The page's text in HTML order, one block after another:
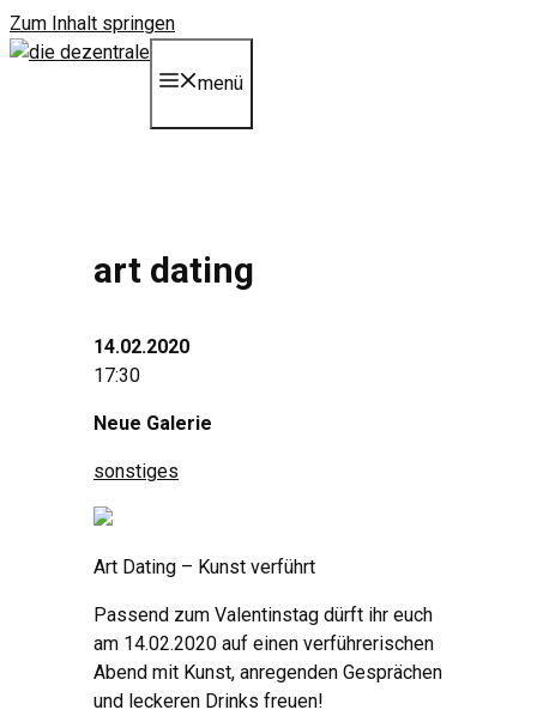
Zum Inhalt springen
menü
art dating
14.02.2020
17:30
Neue Galerie
sonstiges
Art Dating – Kunst verführt
Passend zum Valentinstag dürft ihr euch
am 14.02.2020 auf einen verführerischen
Abend mit Kunst, anregenden Gesprächen
und leckeren Drinks freuen!